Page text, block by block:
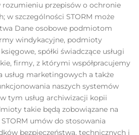
rozumieniu przepisów o ochronie
w szczególności STORM może
Dane osobowe podmiotom
windykacyjne, podmioty
spółki świadczące usługi
firmy, z którymi współpracujemy
usług marketingowych a także
naszych systemów
tym usług archiwizacji kopii
takie będą zobowiązane na
umów do stosowania
bezpieczeństwa, technicznych i